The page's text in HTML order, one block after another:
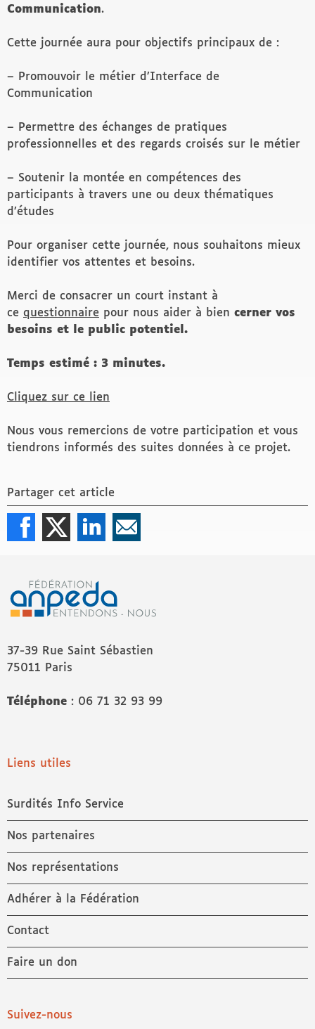
Communication.
Cette journée aura pour objectifs principaux de :
– Promouvoir le métier d’Interface de
Communication
– Permettre des échanges de pratiques
professionnelles et des regards croisés sur le métier
– Soutenir la montée en compétences des
participants à travers une ou deux thématiques
d’études
Pour organiser cette journée, nous souhaitons mieux
identifier vos attentes et besoins.
Merci de consacrer un court instant à
ce questionnaire pour nous aider à bien cerner vos
besoins et le public potentiel.
Temps estimé : 3 minutes.
Cliquez sur ce lien
Nous vous remercions de votre participation et vous
tiendrons informés des suites données à ce projet.
Partager cet article
37-39 Rue Saint Sébastien
75011 Paris
Téléphone : 06 71 32 93 99
Liens utiles
Surdités Info Service
Nos partenaires
Nos représentations
Adhérer à la Fédération
Contact
Faire un don
Suivez-nous